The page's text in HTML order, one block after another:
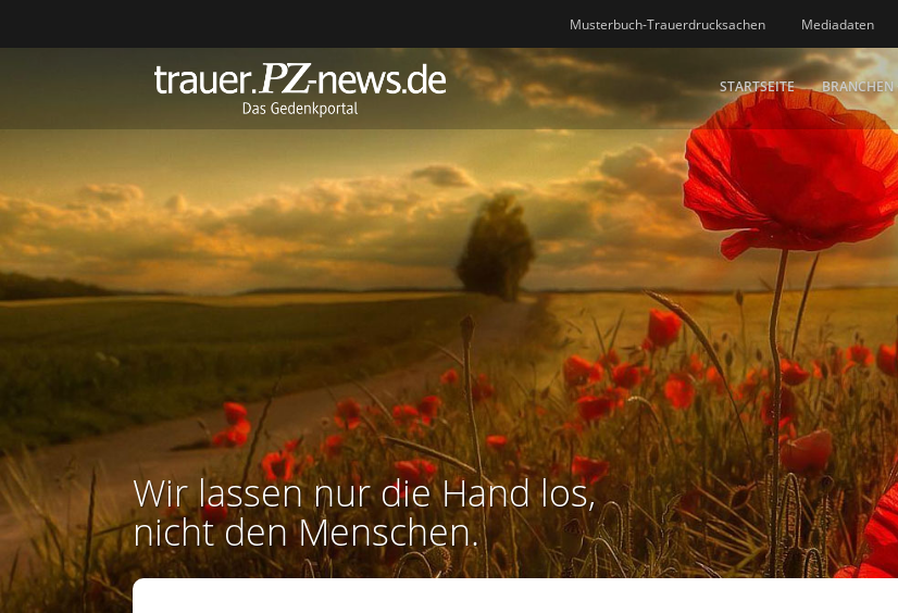
Musterbuch-Trauerdrucksachen Mediadaten
STARTSEITE BRANCHEN
Wir lassen nur die Hand los,
nicht den Menschen.